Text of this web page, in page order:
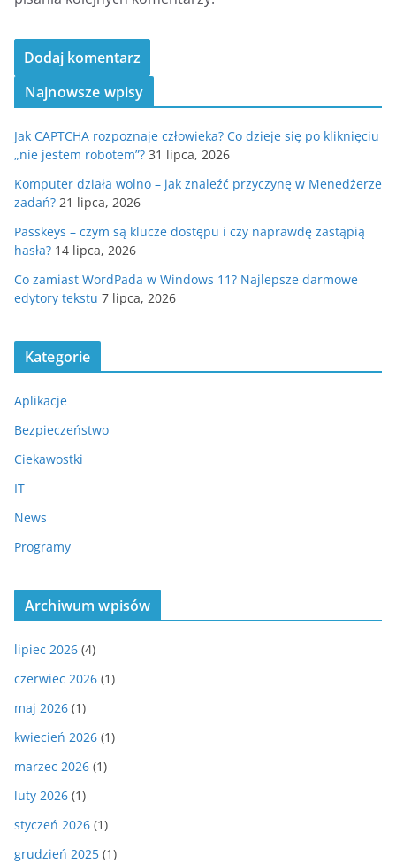
Najnowsze wpisy
Jak CAPTCHA rozpoznaje człowieka? Co dzieje się po kliknięciu
„nie jestem robotem”? 31 lipca, 2026
Komputer działa wolno – jak znaleźć przyczynę w Menedżerze
zadań? 21 lipca, 2026
Passkeys – czym są klucze dostępu i czy naprawdę zastąpią
hasła? 14 lipca, 2026
Co zamiast WordPada w Windows 11? Najlepsze darmowe
edytory tekstu 7 lipca, 2026
Kategorie
Aplikacje
Bezpieczeństwo
Ciekawostki
IT
News
Programy
Archiwum wpisów
lipiec 2026 (4)
czerwiec 2026 (1)
maj 2026 (1)
kwiecień 2026 (1)
marzec 2026 (1)
luty 2026 (1)
styczeń 2026 (1)
grudzień 2025 (1)